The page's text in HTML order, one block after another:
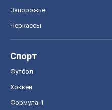
Запорожье
Черкассы
Спорт
Футбол
Хоккей
Формула-1